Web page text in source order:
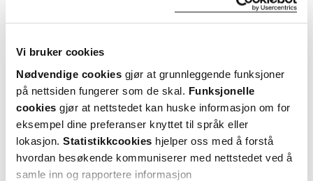
Vi bruker cookies
Nødvendige cookies gjør at grunnleggende funksjoner
på nettsiden fungerer som de skal. Funksjonelle
cookies gjør at nettstedet kan huske informasjon om for
eksempel dine preferanser knyttet til språk eller
lokasjon. Statistikkcookies hjelper oss med å forstå
hvordan besøkende kommuniserer med nettstedet ved å
samle inn og rapportere informasjon
KUNDEANMELDELSER
5 anmeldelser
5 stjerner
4 stjerner 1